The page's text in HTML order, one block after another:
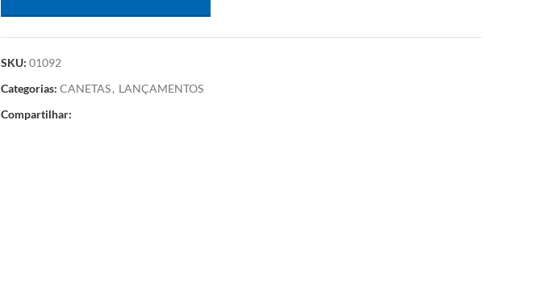
SKU: 01092
Categorias: CANETAS, LANÇAMENTOS
Compartilhar: